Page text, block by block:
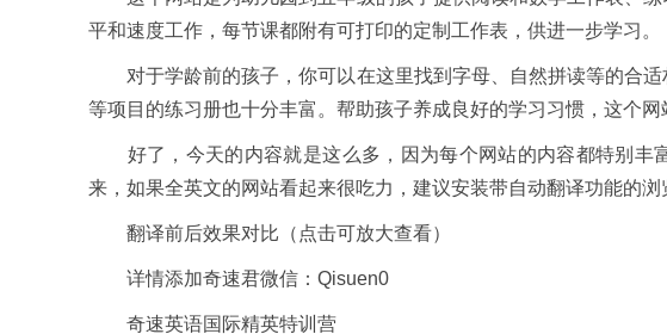
平和速度工作，每节课都附有可打印的定制工作表，供进一步学习。
对于学龄前的孩子，你可以在这里找到字母、自然拼读等的合适
等项目的练习册也十分丰富。帮助孩子养成良好的学习习惯，这个
好了，今天的内容就是这么多，因为每个网站的内容都特别丰
来，如果全英文的网站看起来很吃力，建议安装带自动翻译功能的浏
翻译前后效果对比（点击可放大查看）
详情添加奇速君微信：Qisuen0
奇速英语国际精英特训营